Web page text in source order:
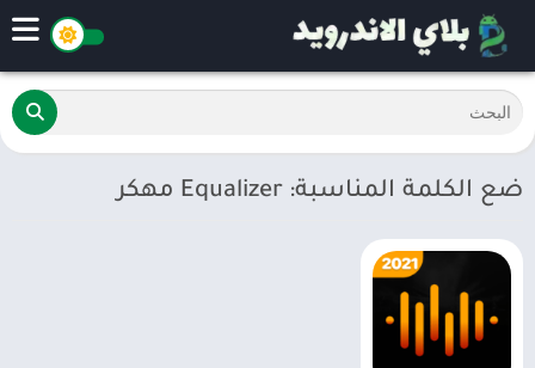
ضع الكلمة المناسبة: Equalizer مهكر